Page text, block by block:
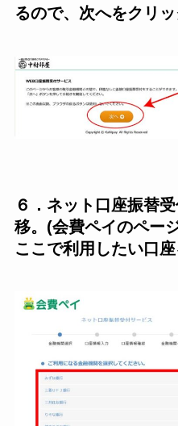
るので、次へをクリッ
６．ネット口座振替
移。(会費ペイのペー
ここで利用したい口